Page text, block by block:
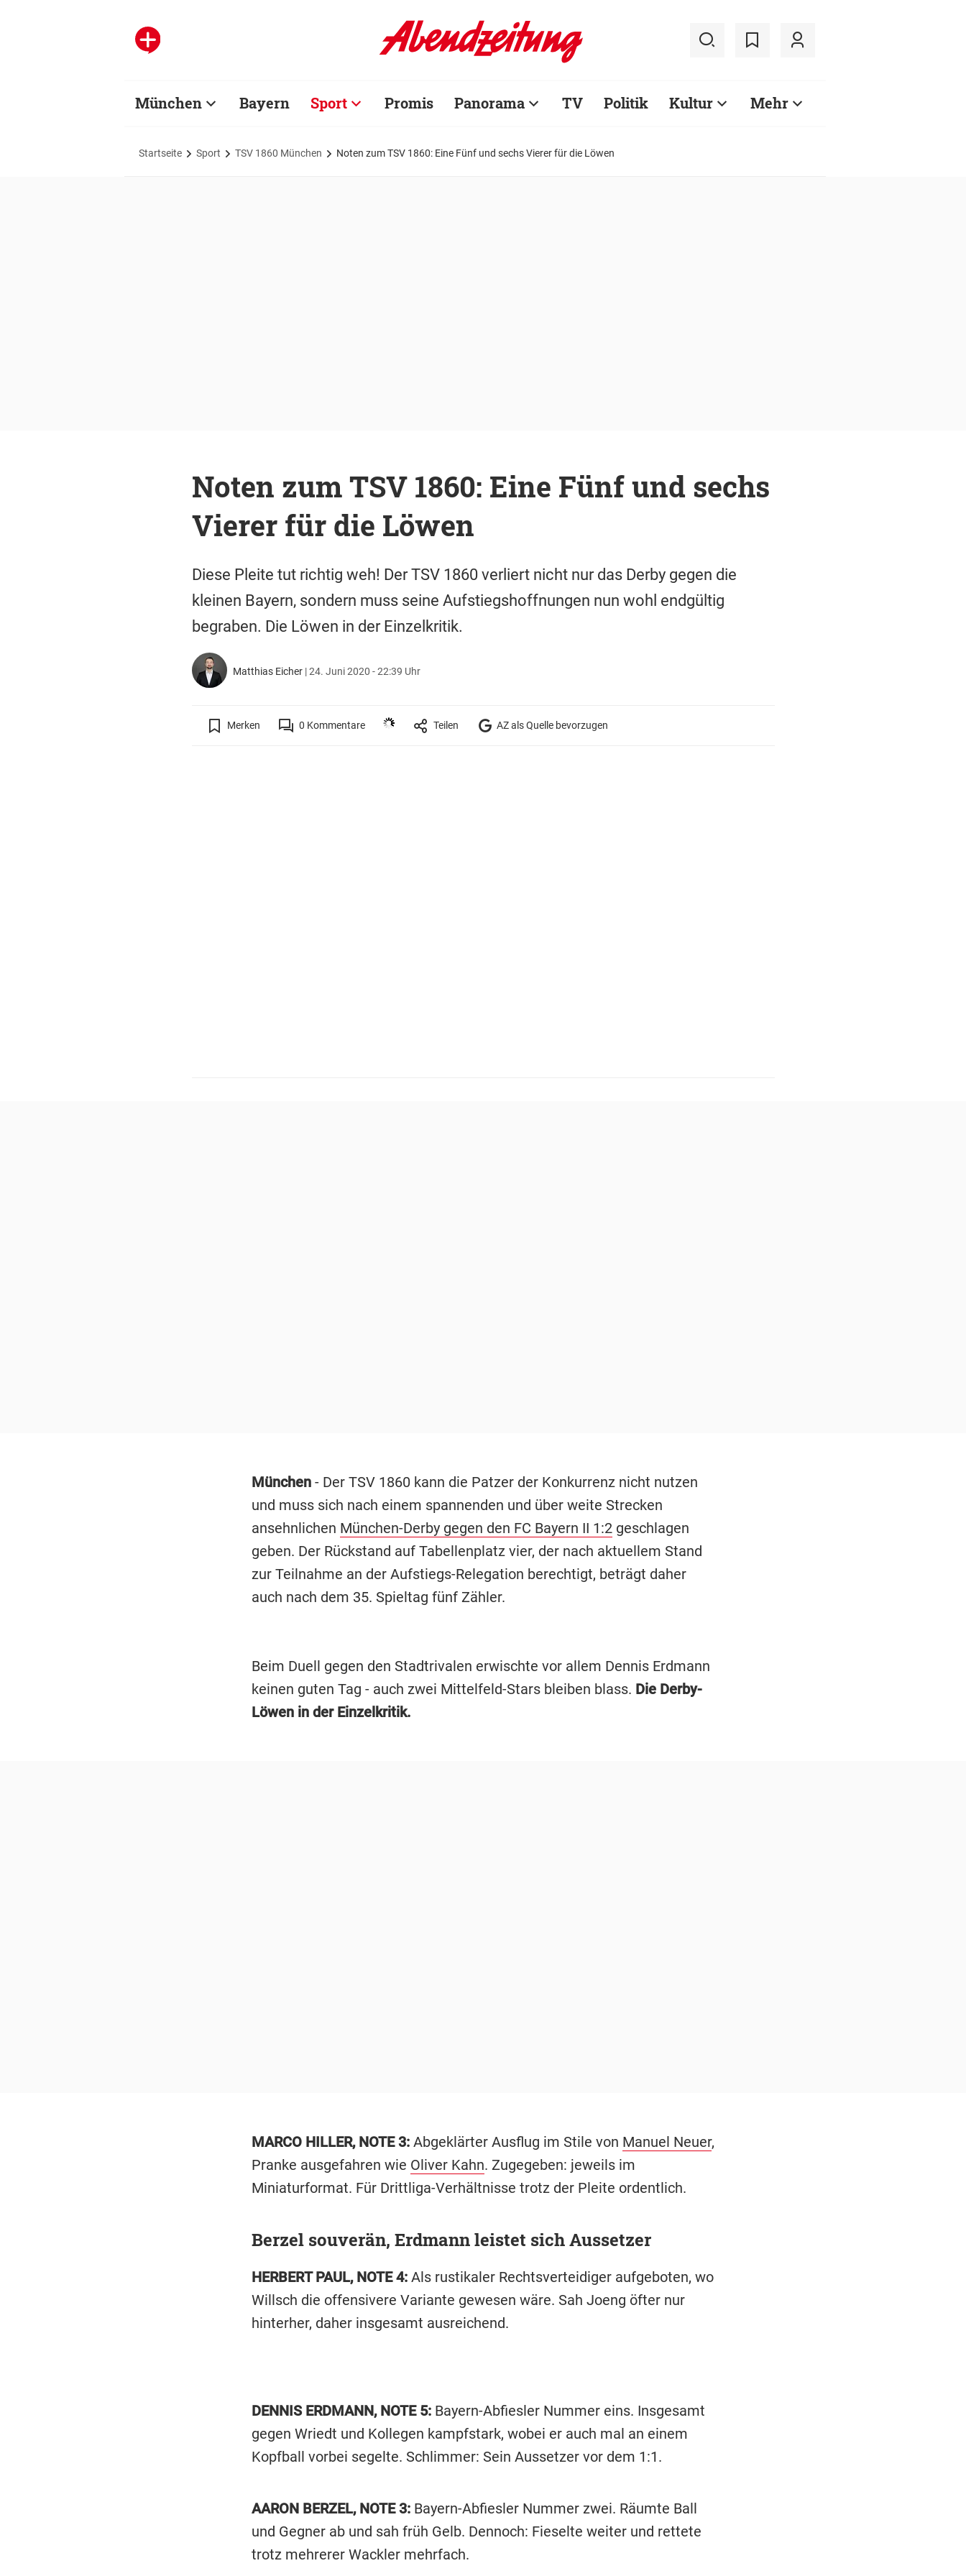
München Bayern Sport Promis Panorama TV Politik Kultur Mehr
Startseite Sport TSV 1860 München Noten zum TSV 1860: Eine Fünf und sechs Vierer für die Löwen
Noten zum TSV 1860: Eine Fünf und sechs
Vierer für die Löwen
Diese Pleite tut richtig weh! Der TSV 1860 verliert nicht nur das Derby gegen die
kleinen Bayern, sondern muss seine Aufstiegshoffnungen nun wohl endgültig
begraben. Die Löwen in der Einzelkritik.
Matthias Eicher |24. Juni 2020 - 22:39 Uhr
Merken 0 Kommentare Teilen AZ als Quelle bevorzugen
München - Der TSV 1860 kann die Patzer der Konkurrenz nicht nutzen
und muss sich nach einem spannenden und über weite Strecken
ansehnlichen München-Derby gegen den FC Bayern II 1:2geschlagen
geben. Der Rückstand auf Tabellenplatz vier, der nach aktuellem Stand
zur Teilnahme an der Aufstiegs-Relegation berechtigt, beträgt daher
auch nach dem 35. Spieltag fünf Zähler.
Beim Duell gegen den Stadtrivalen erwischte vor allem Dennis Erdmann
keinen guten Tag - auch zwei Mittelfeld-Stars bleiben blass. Die Derby-
Löwen in der Einzelkritik.
MARCO HILLER, NOTE 3: Abgeklärter Ausflug im Stile von Manuel Neuer,
Pranke ausgefahren wie Oliver Kahn. Zugegeben: jeweils im
Miniaturformat. Für Drittliga-Verhältnisse trotz der Pleite ordentlich.
Berzel souverän, Erdmann leistet sich Aussetzer
HERBERT PAUL, NOTE 4: Als rustikaler Rechtsverteidiger aufgeboten, wo
Willsch die offensivere Variante gewesen wäre. Sah Joeng öfter nur
hinterher, daher insgesamt ausreichend.
DENNIS ERDMANN, NOTE 5: Bayern-Abfiesler Nummer eins. Insgesamt
gegen Wriedt und Kollegen kampfstark, wobei er auch mal an einem
Kopfball vorbei segelte. Schlimmer: Sein Aussetzer vor dem 1:1.
AARON BERZEL, NOTE 3: Bayern-Abfiesler Nummer zwei. Räumte Ball
und Gegner ab und sah früh Gelb. Dennoch: Fieselte weiter und rettete
trotz mehrerer Wackler mehrfach.